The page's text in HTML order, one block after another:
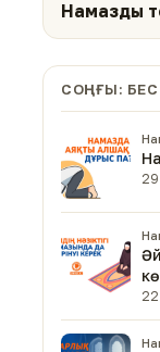
Намазды
СОҢҒЫ: